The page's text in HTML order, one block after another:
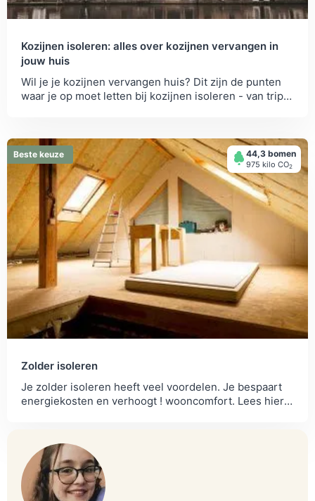
Kozijnen isoleren: alles over kozijnen vervangen in
jouw huis
Wil je je kozijnen vervangen huis? Dit zijn de punten
waar je op moet letten bij kozijnen isoleren - van triple
Beste keuze 44,3 bomen
975 kilo СО2
Zolder isoleren
Je zolder isoleren heeft veel voordelen. Je bespaart
energiekosten en verhoogt ! wooncomfort. Lees hier